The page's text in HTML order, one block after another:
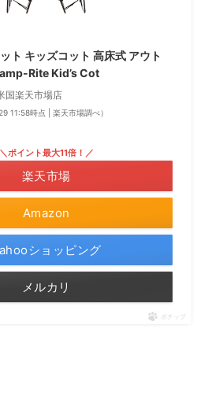
ト キッズコット 高床式 アウト
Rite Kid’s Cot
国楽天市場店
11:58時点 | 楽天市場調べ）
Amazon
＼ポイント最大11倍！／
楽天市場
ショッピング
メルカリ
ポチップ